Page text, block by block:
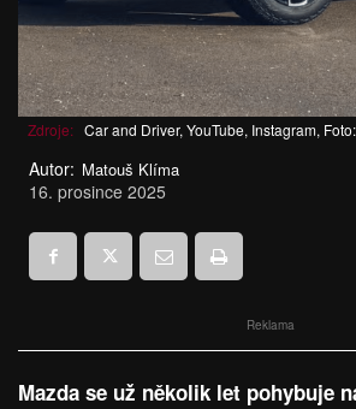
Zdroje: Car and Driver, YouTube, Instagram,
Autor: Matouš Klíma
16. prosince 2025
Reklama
Mazda se už několik let pohybuje